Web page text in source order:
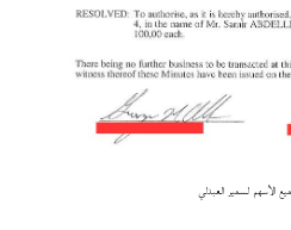
لسمير العبدلي